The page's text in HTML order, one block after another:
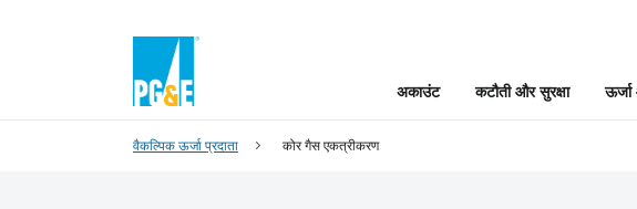
अकाउंट कटौती और सुरक्षा
वैकल्पिक ऊर्जा प्रदाता कोर गैस एकत्रीकरण